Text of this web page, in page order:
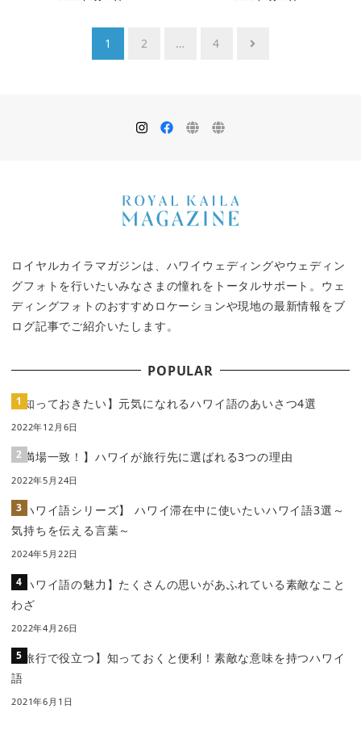
1 2 … 4
ロイヤルカイラマガジンは、ハワイウェディングやウェディン
グフォトを行いたいみなさまの憧れをトータルサポート。ウェ
ディングフォトのおすすめロケーションや現地の最新情報をブ
ログ記事でご紹介いたします。
POPULAR
【知っておきたい】元気になれるハワイ語のあいさつ4選
2022年12月6日
【満場一致！】ハワイが旅行先に選ばれる3つの理由
2022年5月24日
【ハワイ語シリーズ】 ハワイ滞在中に使いたいハワイ語3選～
気持ちを伝える言葉～
2024年5月22日
【ハワイ語の魅力】たくさんの思いがあふれている素敵なこと
わざ
2022年4月26日
【旅行で役立つ】知っておくと便利！素敵な意味を持つハワイ
語
2021年6月1日